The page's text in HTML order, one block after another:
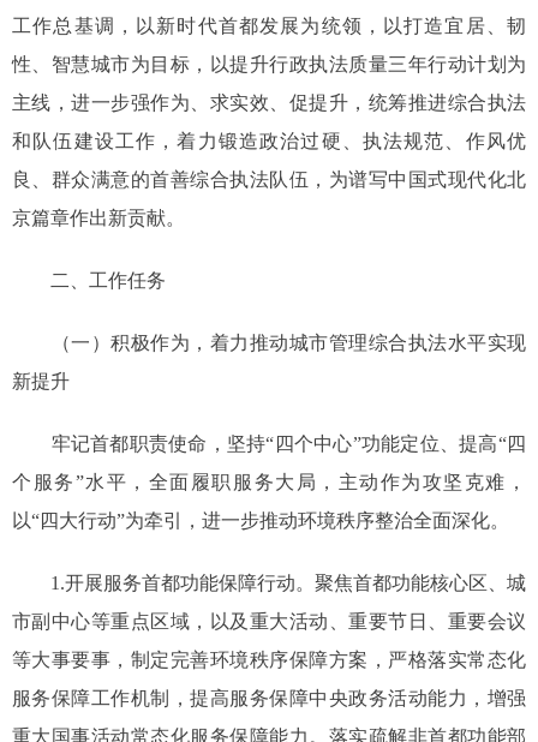
工作总基调，以新时代首都发展为统领，以打造宜居、韧
性、智慧城市为目标，以提升行政执法质量三年行动计划为
主线，进一步强作为、求实效、促提升，统筹推进综合执法
和队伍建设工作，着力锻造政治过硬、执法规范、作风优
良、群众满意的首善综合执法队伍，为谱写中国式现代化北
京篇章作出新贡献。
二、工作任务
（一）积极作为，着力推动城市管理综合执法水平实现
新提升
牢记首都职责使命，坚持“四个中心”功能定位、提高“四
个服务”水平，全面履职服务大局，主动作为攻坚克难，
以“四大行动”为牵引，进一步推动环境秩序整治全面深化。
1.开展服务首都功能保障行动。聚焦首都功能核心区、城
市副中心等重点区域，以及重大活动、重要节日、重要会议
等大事要事，制定完善环境秩序保障方案，严格落实常态化
服务保障工作机制，提高服务保障中央政务活动能力，增强
重大国事活动常态化服务保障能力。落实疏解非首都功能部